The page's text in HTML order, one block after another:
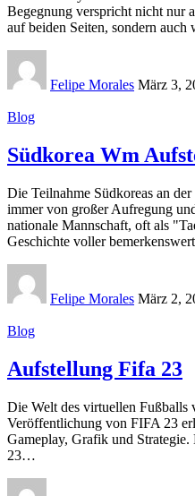
Begegnung verspricht nicht nur
auf beiden Seiten, sondern auch
Felipe Morales März 3,
Blog
Südkorea Wm
Die Teilnahme Südkoreas an
immer von großer Aufregung
nationale Mannschaft, oft als
Geschichte voller
Felipe Morales März 2,
Blog
Aufstellung Fifa 23
Die Welt des virtuellen Fußballs
Veröffentlichung von FIFA 23
Gameplay, Grafik und
23…